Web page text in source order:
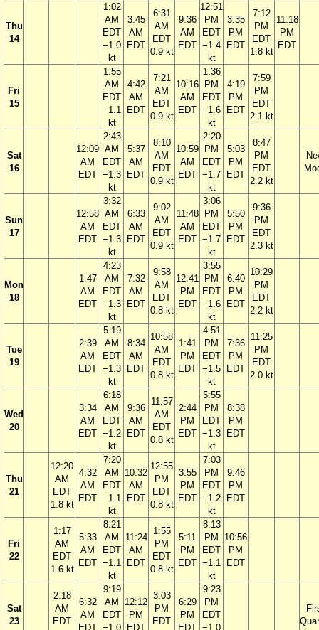
Thu
14
1:02
AM
EDT
−1.0
kt
3:45
AM
EDT
6:31
AM
EDT
0.9 kt
9:36
AM
EDT
12:51
PM
EDT
−1.4
kt
3:35
PM
EDT
7:12
PM
EDT
1.8 kt
11:18
PM
EDT
Fri
15
1:55
AM
EDT
−1.1
kt
4:42
AM
EDT
7:21
AM
EDT
0.9 kt
10:16
AM
EDT
1:36
PM
EDT
−1.6
kt
4:19
PM
EDT
7:59
PM
EDT
2.1 kt
Sat
16
12:09
AM
EDT
2:43
AM
EDT
−1.3
kt
5:37
AM
EDT
8:10
AM
EDT
0.9 kt
10:59
AM
EDT
2:20
PM
EDT
−1.7
kt
5:03
PM
EDT
8:47
PM
EDT
2.2 kt
Sun
17
12:58
AM
EDT
3:32
AM
EDT
−1.3
kt
6:33
AM
EDT
9:02
AM
EDT
0.9 kt
11:48
AM
EDT
3:06
PM
EDT
−1.7
kt
5:50
PM
EDT
9:36
PM
EDT
2.3 kt
Mon
18
1:47
AM
EDT
4:23
AM
EDT
−1.3
kt
7:32
AM
EDT
9:58
AM
EDT
0.8 kt
12:41
PM
EDT
3:55
PM
EDT
−1.6
kt
6:40
PM
EDT
10:29
PM
EDT
2.2 kt
Tue
19
2:39
AM
EDT
5:19
AM
EDT
−1.3
kt
8:34
AM
EDT
10:58
AM
EDT
0.8 kt
1:41
PM
EDT
4:51
PM
EDT
−1.5
kt
7:36
PM
EDT
11:25
PM
EDT
2.0 kt
Wed
20
3:34
AM
EDT
6:18
AM
EDT
−1.2
kt
9:36
AM
EDT
11:57
AM
EDT
0.8 kt
2:44
PM
EDT
5:55
PM
EDT
−1.3
kt
8:38
PM
EDT
Thu
21
12:20
AM
EDT
1.8 kt
4:32
AM
EDT
7:20
AM
EDT
−1.1
kt
10:32
AM
EDT
12:55
PM
EDT
0.8 kt
3:55
PM
EDT
7:03
PM
EDT
−1.2
kt
9:46
PM
EDT
Fri
22
1:17
AM
EDT
1.6 kt
5:33
AM
EDT
8:21
AM
EDT
−1.1
kt
11:24
AM
EDT
1:55
PM
EDT
0.8 kt
5:11
PM
EDT
8:13
PM
EDT
−1.1
kt
10:56
PM
EDT
Sat
23
2:18
AM
EDT
6:32
AM
EDT
9:19
AM
EDT
−1.0
12:12
PM
EDT
3:03
PM
EDT
6:29
PM
EDT
9:23
PM
EDT
−1.0